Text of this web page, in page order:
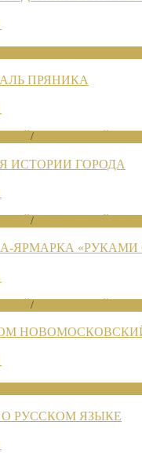
ПРЯНИКА
/
ИСТОРИИ ГОРОДА
/
ЯРМАРКА «РУКАМИ
/
РУССКОМ ЯЗЫКЕ